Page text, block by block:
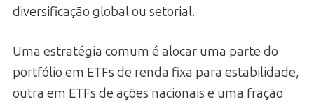
diversificação global ou setorial.
Uma estratégia comum é alocar uma parte do
portfólio em ETFs de renda fixa para estabilidade,
outra em ETFs de ações nacionais e uma fração